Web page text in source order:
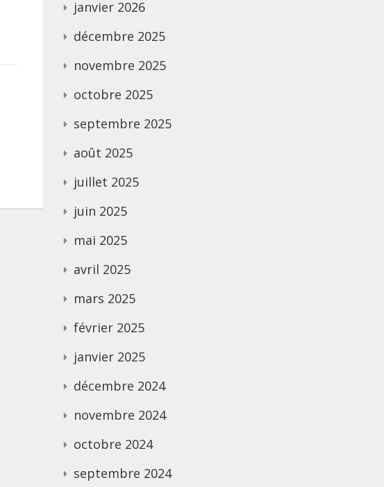
janvier 2026
décembre 2025
novembre 2025
octobre 2025
septembre 2025
août 2025
juillet 2025
juin 2025
mai 2025
avril 2025
mars 2025
février 2025
janvier 2025
décembre 2024
novembre 2024
octobre 2024
septembre 2024